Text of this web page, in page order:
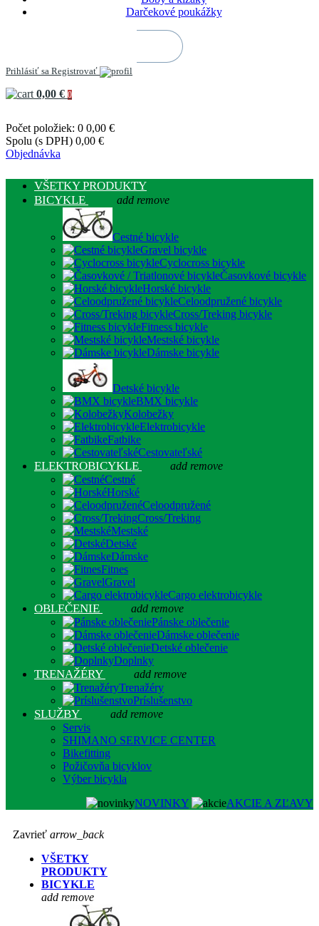
Darčekové poukážky
Prihlásiť sa Registrovať
0,00 € 0
Počet položiek: 0 0,00 €
Spolu (s DPH) 0,00 €
Objednávka
VŠETKY PRODUKTY
BICYKLE
add remove
Cestné bicykle
Gravel bicykle
Cyclocross bicykle
Časovkové bicykle
Horské bicykle
Celoodpružené bicykle
Cross/Treking bicykle
Fitness bicykle
Mestské bicykle
Dámske bicykle
Detské bicykle
BMX bicykle
Kolobežky
Elektrobicykle
Fatbike
Cestovateľské
ELEKTROBICYKLE add remove
Cestné
Horské
Celoodpružené
Cross/Treking
Mestské
Detské
Dámske
Fitnes
Gravel
Cargo elektrobicykle
OBLEČENIE add remove
Pánske oblečenie
Dámske oblečenie
Detské oblečenie
Doplnky
TRENAŽÉRY add remove
Trenažéry
Príslušenstvo
SLUŽBY add remove
Servis
SHIMANO SERVICE CENTER
Bikefitting
Požičovňa bicyklov
Výber bicykla
NOVINKY
AKCIE A ZĽAVY
Zavrieť arrow_back
VŠETKY
PRODUKTY
BICYKLE
add remove